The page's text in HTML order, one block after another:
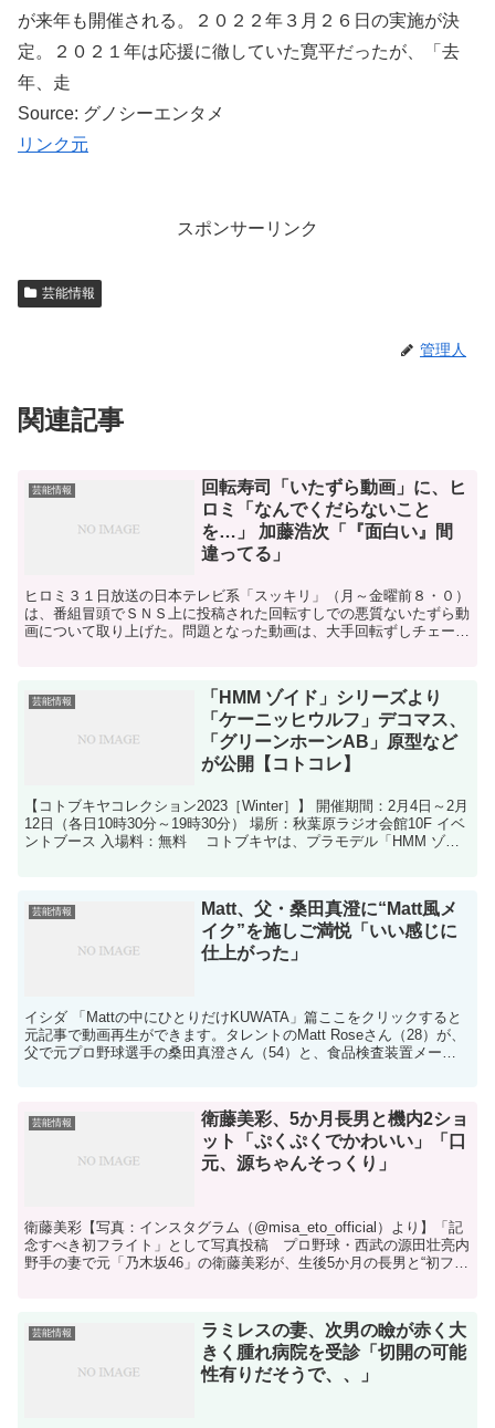
が来年も開催される。２０２２年３月２６日の実施が決
定。２０２１年は応援に徹していた寛平だったが、「去
年、走
Source: グノシーエンタメ
リンク元
スポンサーリンク
芸能情報
管理人
関連記事
芸能情報
回転寿司「いたずら動画」に、ヒ
ロミ「なんでくだらないこと
を…」 加藤浩次「『面白い』間
違ってる」
ヒロミ３１日放送の日本テレビ系「スッキリ」（月～金曜前８・０）
は、番組冒頭でＳＮＳ上に投稿された回転すしでの悪質ないたずら動
画について取り上げた。問題となった動画は、大手回転ずしチェーン
芸能情報
「HMM ゾイド」シリーズより
「ケーニッヒウルフ」デコマス、
「グリーンホーンAB」原型など
が公開【コトコレ】
【コトブキヤコレクション2023［Winter］】 開催期間：2月4日～2月
12日（各日10時30分～19時30分） 場所：秋葉原ラジオ会館10F イベ
ントブース 入場料：無料 コトブキヤは、プラモデル「HMM ゾイ
芸能情報
Matt、父・桑田真澄に“Matt風メ
イク”を施しご満悦「いい感じに
仕上がった」
イシダ 「Mattの中にひとりだけKUWATA」篇ここをクリックすると
元記事で動画再生ができます。タレントのMatt Roseさん（28）が、
父で元プロ野球選手の桑田真澄さん（54）と、食品検査装置メーカ
芸能情報
衛藤美彩、5か月長男と機内2ショ
ット「ぷくぷくでかわいい」「口
元、源ちゃんそっくり」
衛藤美彩【写真：インスタグラム（@misa_eto_official）より】「記
念すべき初フライト」として写真投稿 プロ野球・西武の源田壮亮内
野手の妻で元「乃木坂46」の衛藤美彩が、生後5か月の長男と“初フラ
芸能情報
ラミレスの妻、次男の瞼が赤く大
きく腫れ病院を受診「切開の可能
性有りだそうで、、」